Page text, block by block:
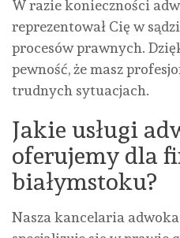
W razie konieczności
reprezentował Cię w
procesów prawnych.
pewność, że masz
trudnych sytuacjach.
Jakie usługi
oferujemy dla
białymstoku?
Nasza kancelaria